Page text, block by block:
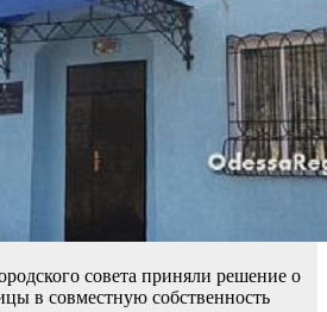
совета приняли решение о
в совместную собственность